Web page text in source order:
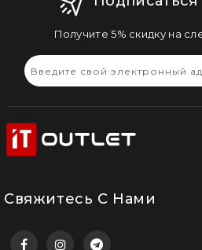
Получите 5% скидку на
Свяжитесь С Нами